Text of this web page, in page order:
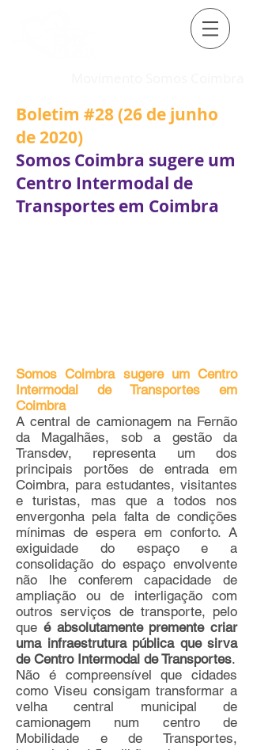
Boletim #28 (26 de junho
de 2020)
Somos Coimbra sugere um
Centro Intermodal de
Transportes em Coimbra
Somos Coimbra sugere um Centro
Intermodal de Transportes em
Coimbra
A central de camionagem na Fernão
da Magalhães, sob a gestão da
Transdev, representa um dos
principais portões de entrada em
Coimbra, para estudantes, visitantes
e turistas, mas que a todos nos
envergonha pela falta de condições
mínimas de espera em conforto. A
exiguidade do espaço e a
consolidação do espaço envolvente
não lhe conferem capacidade de
ampliação ou de interligação com
outros serviços de transporte, pelo
que é absolutamente premente criar
uma infraestrutura pública que sirva
de Centro Intermodal de Transportes.
Não é compreensível que cidades
como Viseu consigam transformar a
velha central municipal de
camionagem num centro de
Mobilidade e de Transportes,